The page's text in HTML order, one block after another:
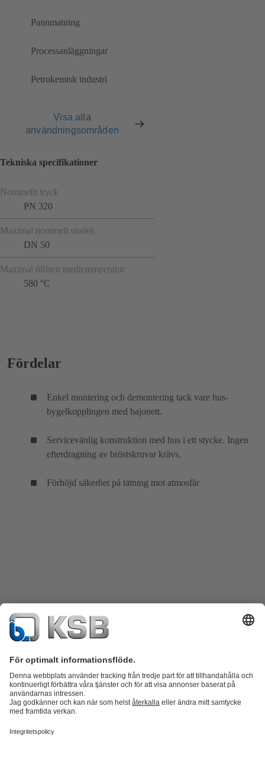
Pannmatning
Processanläggningar
Petrokemisk industri
Visa alla
användningsområden
Tekniska specifikationer
Nominellt tryck
PN 320
Maximal nominell storlek
DN 50
Maximal tillåten medietemperatur
580 °C
Fördelar
Enkel montering och demontering tack vare hus-
bygelkopplingen med bajonett.
Servicevänlig konstruktion med hus i ett stycke. Ingen
efterdragning av bröstskruvar krävs.
Förhöjd säkerhet på tätning mot atmosfär